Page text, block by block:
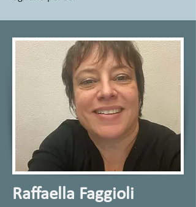
Raffaella Faggioli